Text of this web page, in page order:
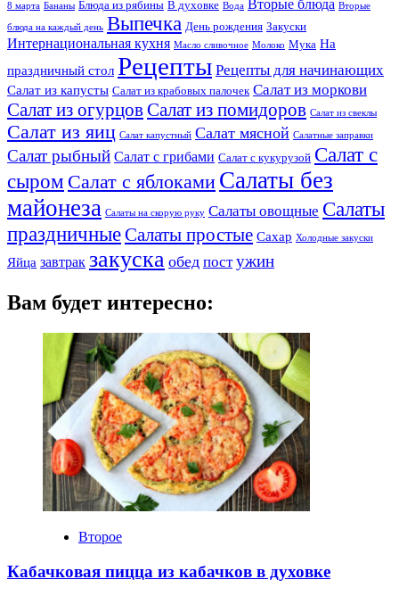
8 марта Бананы Блюда из рябины В духовке Вода Вторые блюда Вторые
блюда на каждый день Выпечка День рождения Закуски
Интернациональная кухня Масло сливочное Молоко Мука На
праздничный стол Рецепты Рецепты для начинающих
Салат из капусты Салат из крабовых палочек Салат из моркови
Салат из огурцовСалат из помидоров Салат из свеклы
Салат из яиц Салат капустный Салат мясной Салатные заправки
Салат рыбный Салат с грибами Салат с кукурузой Салат с
сыром Салат с яблоками Салаты без
майонеза Салаты на скорую руку Салаты овощные Салаты
праздничныеСалаты простые Сахар Холодные закуски
Яйца завтрак закуска обед пост ужин
Вам будет интересно:
Второе
Кабачковая пицца из кабачков в духовке